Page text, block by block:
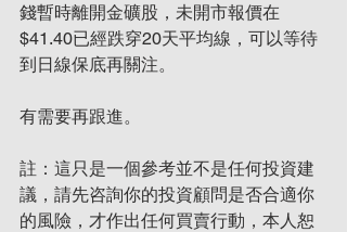
錢暫時離開金礦股，未開市報價在
$41.40已經跌穿20天平均線，可以等待
到日線保底再關注。
有需要再跟進。
註：這只是一個參考並不是任何投資建
議，請先咨詢你的投資顧問是否合適你
的風險，才作出任何買賣行動，本人恕